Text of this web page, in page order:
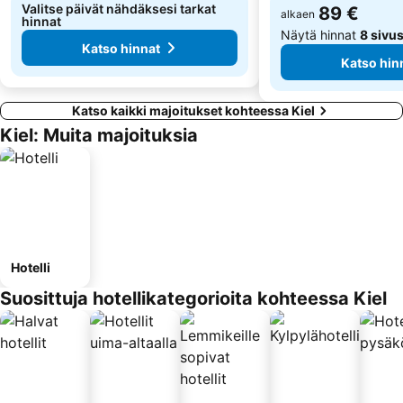
Valitse päivät nähdäksesi tarkat
hinnat
Katso hinnat
alkaen 89 €
Näytä hinnat 8
Katso
Katso kaikki majoitukset kohteessa Kiel
Kiel: Muita majoituksia
Hotelli
Suosittuja hotellikategorioita kohteessa Kiel